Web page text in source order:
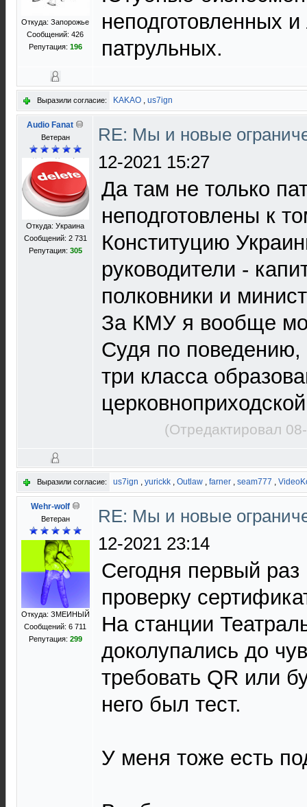
Откуда: Запорожье
Сообщений: 426
Репутация: 196
неподготовленных
патрульных.
Выразили согласие: KAKAO , us7ign
Audio Fanat
Ветеран
Откуда: Украина
Сообщений: 2 731
Репутация: 305
RE: Мы и новые
12-2021 15:27
Да там не только
неподготовлены к
Конституцию
руководители -
полковники и
За КМУ я вообще
Судя по
три класса
(Отредактировал
Выразили согласие: us7ign , yurickk , Outlaw , farner , seam777 ,
Wehr-wolf
Ветеран
Откуда: ЗМЕИНЫЙ
Сообщений: 6 711
Репутация: 299
RE: Мы и новые
12-2021 23:14
Сегодня первый
проверку
На станции
доколупались до
требовать QR или
него был тест.
У меня тоже есть